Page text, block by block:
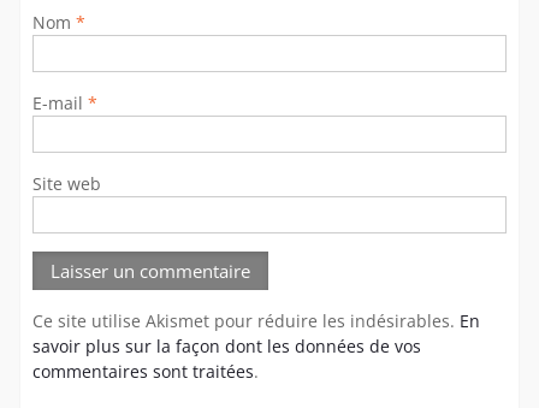
Nom *
E-mail *
Site web
Ce site utilise Akismet pour réduire les indésirables. En
savoir plus sur la façon dont les données de vos
commentaires sont traitées.